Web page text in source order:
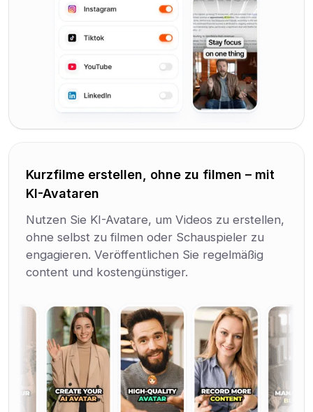
Kurzfilme erstellen, ohne zu filmen – mit
KI-Avataren
Nutzen Sie KI-Avatare, um Videos zu erstellen,
ohne selbst zu filmen oder Schauspieler zu
engagieren. Veröffentlichen Sie regelmäßig
content und kostengünstiger.